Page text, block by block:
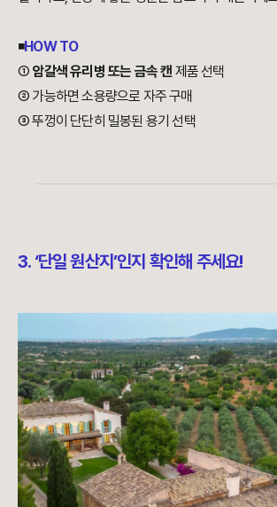
◾HOW TO
① 암갈색 유리병 또는 금속 캔제품 선택
② 가능하면 소용량으로 자주 구매
③ 뚜껑이 단단히 밀봉된 용기 선택
3. ‘단일 원산지’인지 확인해 주세요!